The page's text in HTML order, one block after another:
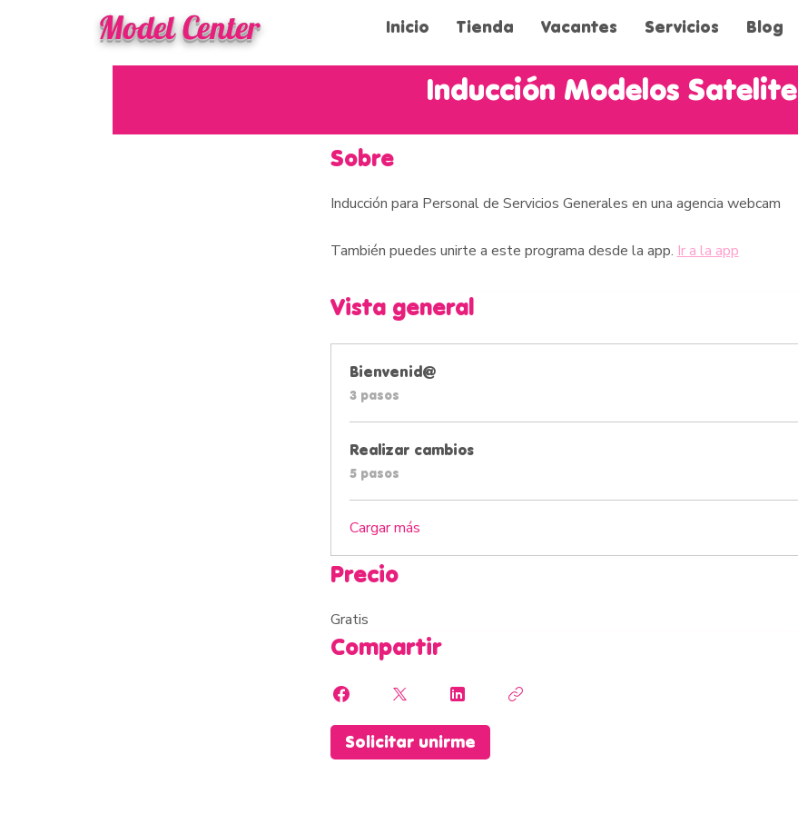
Model Center Inicio Tienda Vacantes Servicios Blog
Inducción Modelos Satelite
Sobre
Inducción para Personal de Servicios Generales en una agencia webcam
También puedes unirte a este programa desde la app. Ir a la app
Vista general
Bienvenid@
.
3 pasos
Realizar cambios
.
5 pasos
Cargar más
Precio
Gratis
Compartir
Solicitar unirme